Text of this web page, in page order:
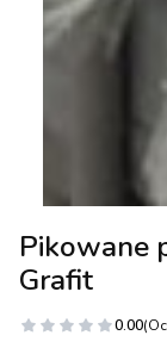
Pikowane
Grafit
0.00